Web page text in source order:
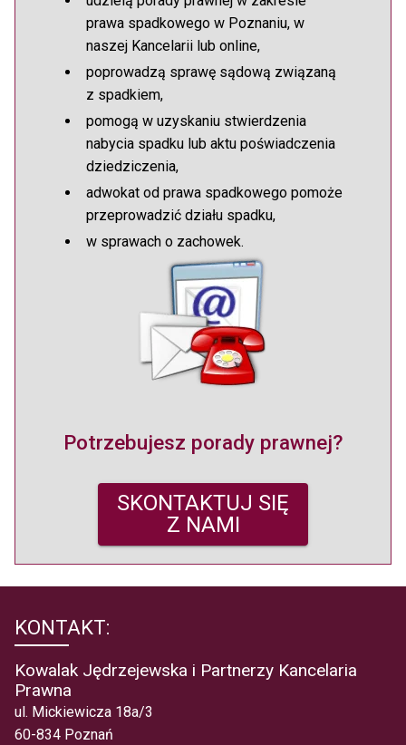
prawa spadkowego w Poznaniu, w
naszej Kancelarii lub online,
poprowadzą sprawę sądową związaną
z spadkiem,
pomogą w uzyskaniu stwierdzenia
nabycia spadku lub aktu poświadczenia
dziedziczenia,
adwokat od prawa spadkowego pomoże
przeprowadzić działu spadku,
w sprawach o zachowek.
Potrzebujesz porady prawnej?
SKONTAKTUJ SIĘ
Z NAMI
KONTAKT:
Kowalak Jędrzejewska i Partnerzy Kancelaria
Prawna
ul. Mickiewicza 18a/3
60-834 Poznań